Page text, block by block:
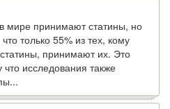
мире принимают статины, но
только 55% из тех, кому
принимают их. Это
исследования также